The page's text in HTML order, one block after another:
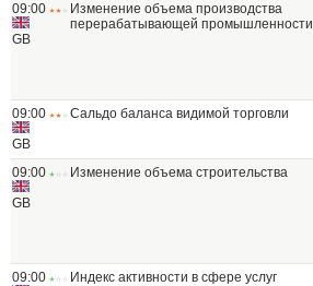
09:00
GB
Изменение объема производства
перерабатывающей промышленности
09:00
GB
Сальдо баланса видимой торговли
09:00
GB
Изменение объема строительства
09:00
Индекс активности в сфере услуг